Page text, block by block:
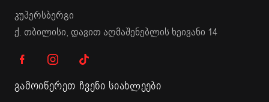
კუპერსბერგი
ქ. თბილისი, დავით აღმაშენებლის ხეივანი 14
გამოიწერეთ ჩვენი სიახლეები